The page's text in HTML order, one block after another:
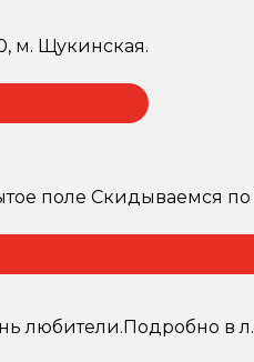
м. Щукинская.
поле Скидываемся
любители.Подробно в